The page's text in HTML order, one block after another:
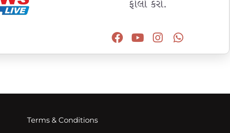
ફોલો કરો.
Terms & Conditions